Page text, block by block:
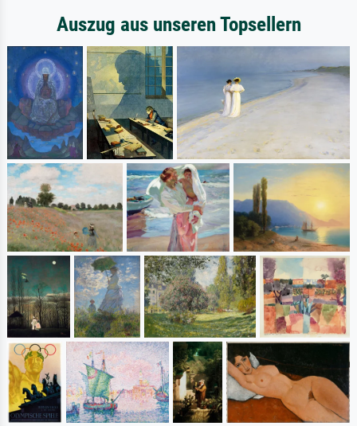
Auszug aus unseren Topsellern